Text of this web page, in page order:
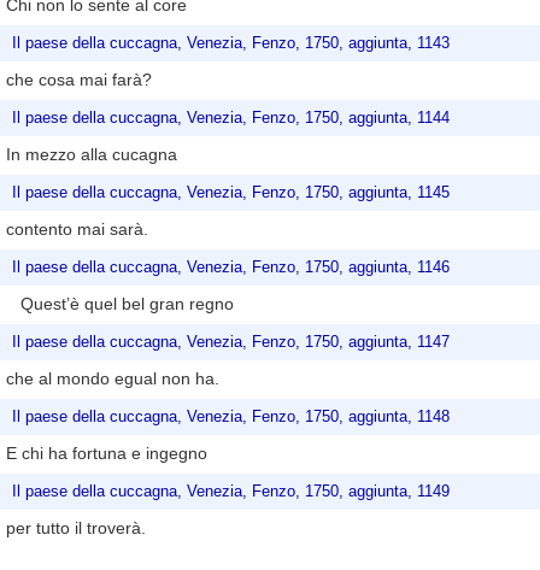
Chi non lo sente al core
Il paese della cuccagna, Venezia, Fenzo, 1750, aggiunta, 1143
che cosa mai farà?
Il paese della cuccagna, Venezia, Fenzo, 1750, aggiunta, 1144
In mezzo alla cucagna
Il paese della cuccagna, Venezia, Fenzo, 1750, aggiunta, 1145
contento mai sarà.
Il paese della cuccagna, Venezia, Fenzo, 1750, aggiunta, 1146
Quest’è quel bel gran regno
Il paese della cuccagna, Venezia, Fenzo, 1750, aggiunta, 1147
che al mondo egual non ha.
Il paese della cuccagna, Venezia, Fenzo, 1750, aggiunta, 1148
E chi ha fortuna e ingegno
Il paese della cuccagna, Venezia, Fenzo, 1750, aggiunta, 1149
per tutto il troverà.